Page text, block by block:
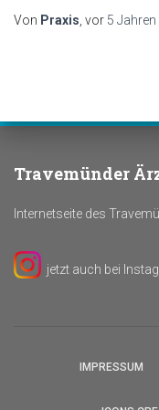
Von Praxis, vor 5 Jahren
Travemünder
Internetseite des
jetzt auch bei
IMPRESSUM